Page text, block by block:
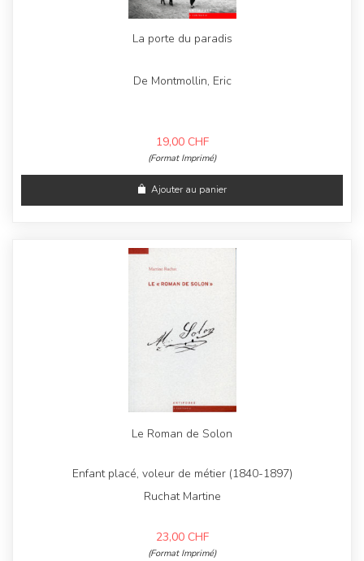
La porte du paradis
De Montmollin, Eric
19,00 CHF
(Format Imprimé)
Ajouter au panier
Le Roman de Solon
Enfant placé, voleur de métier (1840-1897)
Ruchat Martine
23,00 CHF
(Format Imprimé)